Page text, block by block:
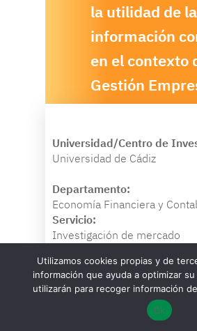
la utilidad de la
información
en el contexto
Gestión
Universidad/Centro de
Universidad de Cádiz
Departamento:
Economía Financiera y
Servicio:
Investigación de mercado
Utilizamos cookies propias y de
información que ayuda a optimizar
utilizarán para recoger información
Ok